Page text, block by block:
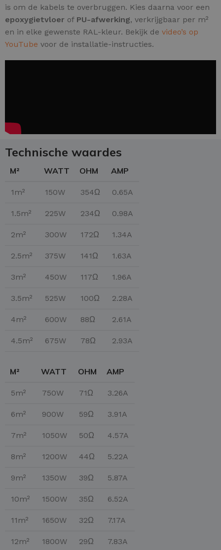
is om de kabels te overbruggen. Kies daarna voor een
epoxygietvloer of PU-afwerking, verkrijgbaar per m²
en in elke gewenste RAL-kleur. Bekijk de video’s op
YouTube voor de installatie-instructies.
Technische waardes
M² WATT OHM AMP
1m² 150W 354Ω 0.65A
1.5m² 225W 234Ω 0.98A
2m² 300W 172Ω 1.34A
2.5m² 375W 141Ω 1.63A
3m² 450W 117Ω 1.96A
3.5m² 525W 100Ω 2.28A
4m² 600W 88Ω 2.61A
4.5m² 675W 78Ω 2.93A
M² WATT OHM AMP
5m² 750W 71Ω 3.26A
6m² 900W 59Ω 3.91A
7m² 1050W 50Ω 4.57A
8m² 1200W 44Ω 5.22A
9m² 1350W 39Ω 5.87A
10m² 1500W 35Ω 6.52A
11m² 1650W 32Ω 7.17A
12m² 1800W 29Ω 7.83A